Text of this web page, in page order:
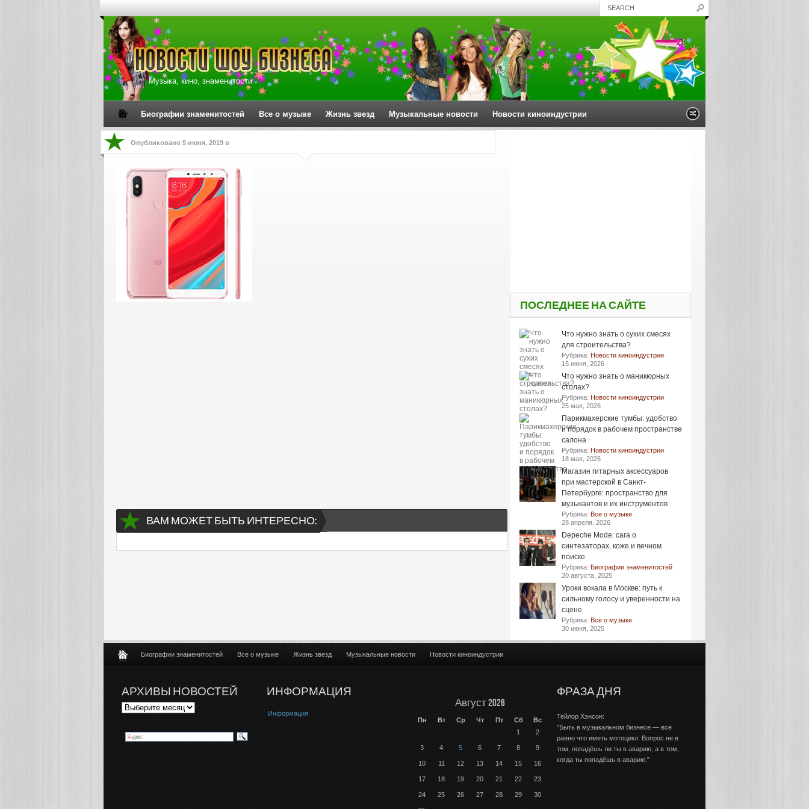
Музыка, кино, знаменитости
Биографии знаменитостей Все о музыке Жизнь звезд Музыкальные новости Новости киноиндустрии
Опубликовано 5 июня, 2019 в
ВАМ МОЖЕТ БЫТЬ ИНТЕРЕСНО:
ПОСЛЕДНЕЕ НА САЙТЕ
Что нужно знать о сухих смесях
для строительства?
Рубрика: Новости киноиндустрии
15 июня, 2026
Что нужно знать о маникюрных
столах?
Рубрика: Новости киноиндустрии
25 мая, 2026
Парикмахерские тумбы: удобство
и порядок в рабочем пространстве
салона
Рубрика: Новости киноиндустрии
18 мая, 2026
Магазин гитарных аксессуаров
при мастерской в Санкт-
Петербурге: пространство для
музыкантов и их инструментов
Рубрика: Все о музыке
28 апреля, 2026
Depeche Mode: сага о
синтезаторах, коже и вечном
поиске
Рубрика: Биографии знаменитостей
20 августа, 2025
Уроки вокала в Москве: путь к
сильному голосу и уверенности на
сцене
Рубрика: Все о музыке
30 июня, 2025
Биографии знаменитостей Все о музыке Жизнь звезд Музыкальные новости Новости киноиндустрии
АРХИВЫ НОВОСТЕЙ ИНФОРМАЦИЯ
Информация
Август 2026
Пн Вт Ср Чт Пт Сб
Вс
1
2
3 4 5 6 7 8 9
10 11 12 13 14 15 16
17 18 19 20 21 22 23
24 25 26 27 28 29 30
ФРАЗА ДНЯ
Тейлор Хэнсон:
"Быть в музыкальном бизнесе — всё
равно что иметь мотоцикл. Вопрос не в
том, попадёшь ли ты в аварию, а в том,
когда ты попадёшь в аварию."